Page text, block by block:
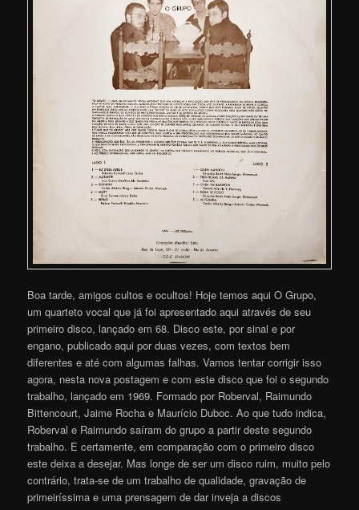
Boa tarde, amigos cultos e ocultos! Hoje temos aqui O Grupo,
um quarteto vocal que já foi apresentado aqui através de seu
primeiro disco, lançado em 68. Disco este, por sinal e por
engano, publicado aqui por duas vezes, com textos bem
diferentes e até com algumas falhas. Vamos tentar corrigir isso
agora, nesta nova postagem e com este disco que foi o segundo
trabalho, lançado em 1969. Formado por Roberval, Raimundo
Bittencourt, Jaime Rocha e Maurício Duboc. Ao que tudo indica,
Roberval e Raimundo saíram do grupo a partir deste segundo
trabalho. E certamente, em comparação com o primeiro disco
este deixa a desejar. Mas longe de ser um disco ruim, muito pelo
contrário, trata-se de um trabalho de qualidade, gravação de
primeiríssima e uma prensagem de dar inveja a discos